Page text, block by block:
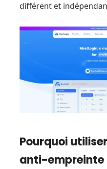
différent et
Pourquoi
anti-empreinte